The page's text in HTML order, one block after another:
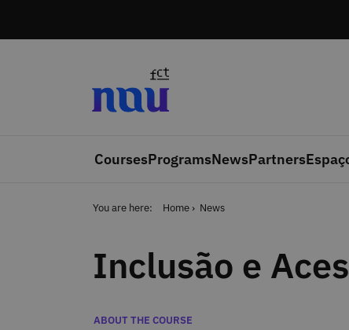
CoursesProgramsNewsPartners
You are here: Home News
Inclusão e
Categories
ABOUT THE COURSE